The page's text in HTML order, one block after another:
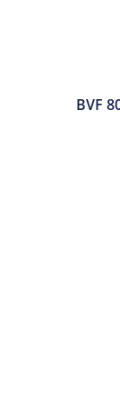
BVF